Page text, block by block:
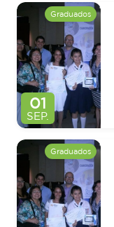
01
SEP.
Graduados
Graduados